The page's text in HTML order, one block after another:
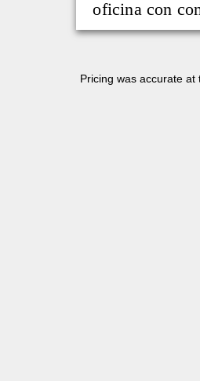
oficina con
Pricing was accurate